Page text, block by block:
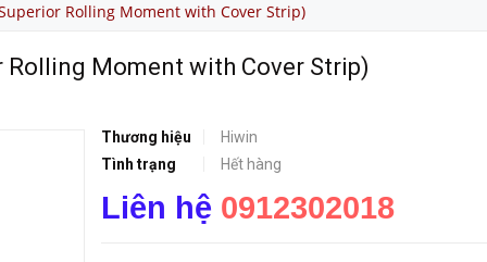
Rolling Moment with Cover Strip)
Rolling Moment with Cover Strip)
Thương hiệu
Hiwin
Tình trạng
Hết hàng
Liên hệ 0912302018